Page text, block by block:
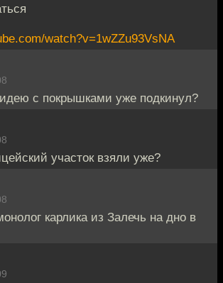
watch?v=1wZZu93VsNA
с покрышками уже подкинул?
участок взяли уже?
карлика из Залечь на дно в